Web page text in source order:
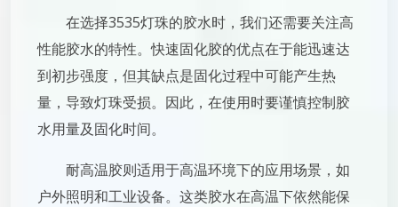
在选择3535灯珠的胶水时，我们还需要关注高
性能胶水的特性。快速固化胶的优点在于能迅速达
到初步强度，但其缺点是固化过程中可能产生热
量，导致灯珠受损。因此，在使用时要谨慎控制胶
水用量及固化时间。
耐高温胶则适用于高温环境下的应用场景，如
户外照明和工业设备。这类胶水在高温下依然能保